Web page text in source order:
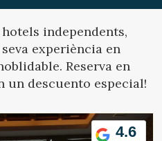
person Crear compte
independents,
experiència en
Reserva en
un descuento especial!
4.6